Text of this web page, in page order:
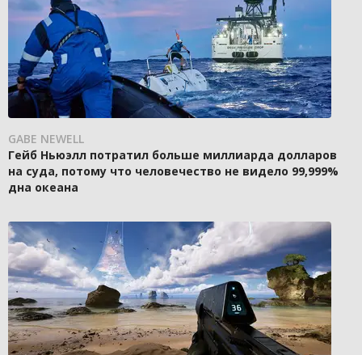
GABE NEWELL
Гейб Ньюэлл потратил больше миллиарда долларов
на суда, потому что человечество не видело 99,999%
дна океана